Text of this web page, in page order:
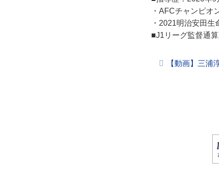
・AFCチャンピ
・2021明治安田生
■J1リーグ監督通
【動画】三浦